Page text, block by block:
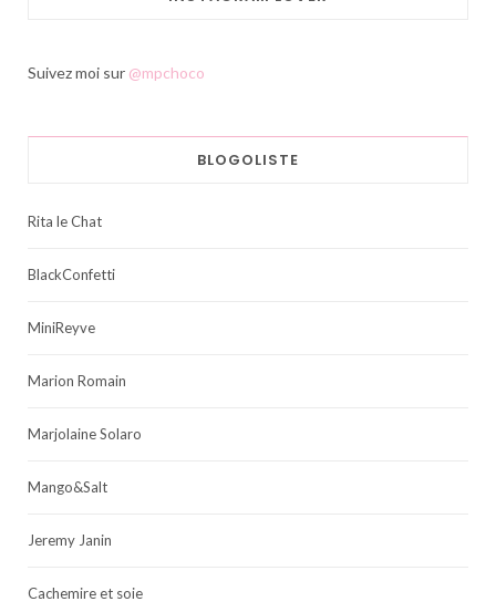
Suivez moi sur @mpchoco
BLOGOLISTE
Rita le Chat
BlackConfetti
MiniReyve
Marion Romain
Marjolaine Solaro
Mango&Salt
Jeremy Janin
Cachemire et soie